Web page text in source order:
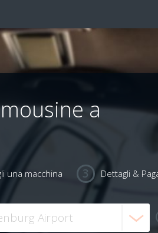
a
una macchina Dettagli &